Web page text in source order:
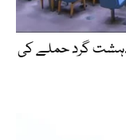
گرد حملے کی